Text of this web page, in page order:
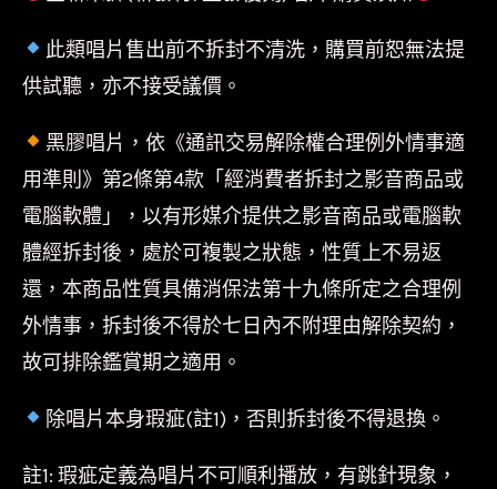
此類唱片售出前不拆封不清洗，購買前恕無法提
供試聽，亦不接受議價。
黑膠唱片，依《通訊交易解除權合理例外情事適
用準則》第2條第4款「經消費者拆封之影音商品或
電腦軟體」，以有形媒介提供之影音商品或電腦軟
體經拆封後，處於可複製之狀態，性質上不易返
還，本商品性質具備消保法第十九條所定之合理例
外情事，拆封後不得於七日內不附理由解除契約，
故可排除鑑賞期之適用。
除唱片本身瑕疵(註1)，否則拆封後不得退換。
註1: 瑕疵定義為唱片不可順利播放，有跳針現象，